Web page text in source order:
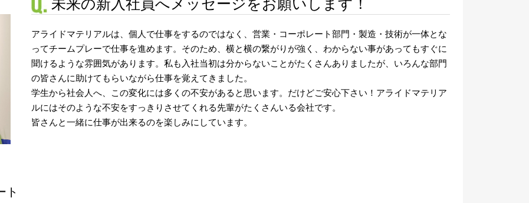
未来の新入社員へメッセージをお願いします！
アライドマテリアルは、個人で仕事をするのではなく、営業・コーポレート部門・製造・技術が一体とな
ってチームプレーで仕事を進めます。そのため、横と横の繋がりが強く、わからない事があってもすぐに
聞けるような雰囲気があります。私も入社当初は分からないことがたくさんありましたが、いろんな部門
の皆さんに助けてもらいながら仕事を覚えてきました。
学生から社会人へ、この変化には多くの不安があると思います。だけどご安心下さい！アライドマテリア
ルにはそのような不安をすっきりさせてくれる先輩がたくさんいる会社です。
皆さんと一緒に仕事が出来るのを楽しみにしています。
ト